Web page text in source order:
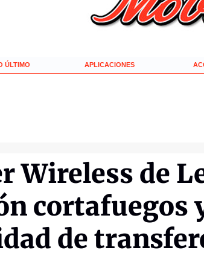
ÚLTIMO APLICACIONES
Wireless de
cortafuegos
de